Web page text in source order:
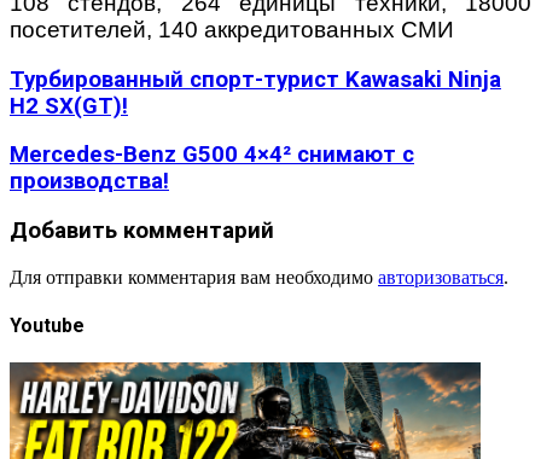
посетителей, 140 аккредитованных СМИ
Турбированный спорт-турист Kawasaki Ninja
H2 SX(GT)!
Mercedes-Benz G500 4×4² снимают с
производства!
Добавить комментарий
Для отправки комментария вам необходимо авторизоваться.
Youtube